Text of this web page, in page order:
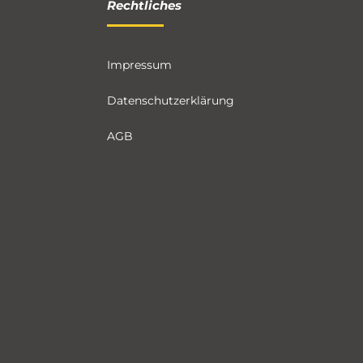
Rechtliches
Impressum
Datenschutzerklärung
AGB